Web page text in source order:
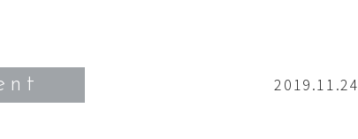
2019.11.24